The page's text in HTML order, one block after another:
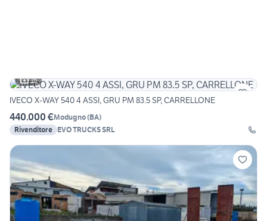
15
IVECO X-WAY 540 4 ASSI, GRU PM 83.5 SP, CARRELLONE
440.000 €Modugno(BA)
Rivenditore EVO TRUCKS SRL